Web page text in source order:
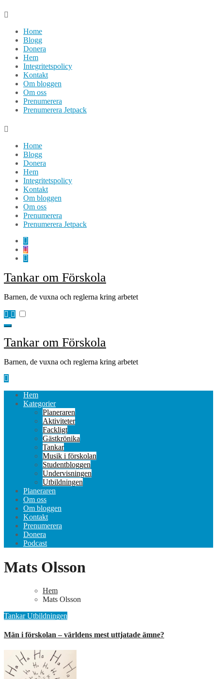
Hoppa
innehållHome
Blogg
Donera
Hem
Integritetspolicy
Kontakt
Om bloggen
Om oss
Prenumerera
Prenumerera Jetpack
Home
Blogg
Donera
Hem
Integritetspolicy
Kontakt
Om bloggen
Om oss
Prenumerera
Prenumerera Jetpack
Tankar om Förskola
Barnen, de vuxna och reglerna kring arbetet
Tankar om Förskola
Barnen, de vuxna och reglerna kring arbetet
Hem
Kategorier
Planeraren
Aktiviteter
Fackligt
Gästkrönika
Tankar
Musik i förskolan
Studentbloggen
Undervisningen
Utbildningen
Planeraren
Om oss
Om bloggen
Kontakt
Prenumerera
Donera
Podcast
Mats Olsson
Hem
Mats Olsson
TankarUtbildningen
Män i förskolan – världens mest uttjatade ämne?